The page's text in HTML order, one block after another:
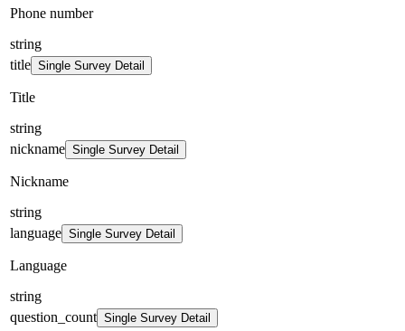
Phone number
string
title Single Survey Detail
Title
string
nickname Single Survey Detail
Nickname
string
language Single Survey Detail
Language
string
question_count Single Survey Detail